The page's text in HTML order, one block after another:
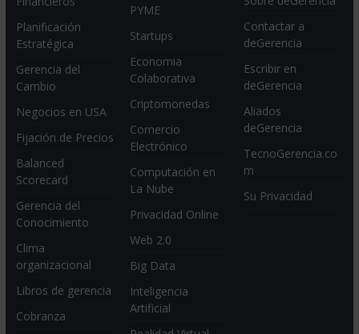
Planificación
Estratégica
Gerencia del
Cambio
Negocios en USA
Fijación de Precios
Balanced
Scorecard
Gerencia del
Conocimiento
Clima
organizacional
Libros de gerencia
Cobranza
PYME
Startups
Economia
Colaborativa
Criptomonedas
Comercio
Electrónico
Computación en
La Nube
Privacidad Online
Web 2.0
Big Data
Inteligencia
Artificial
Contactar a
deGerencia
Escribir en
deGerencia
Aliados
deGerencia
TecnoGerencia.co
m
Su Privacidad